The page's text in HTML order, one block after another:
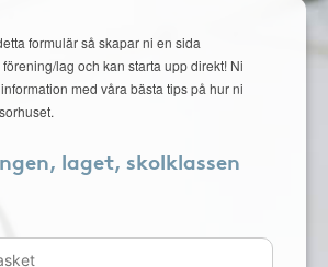
formulär så skapar ni en sida
lag och kan starta upp direkt! Ni
med våra bästa tips på hur ni
laget, skolklassen